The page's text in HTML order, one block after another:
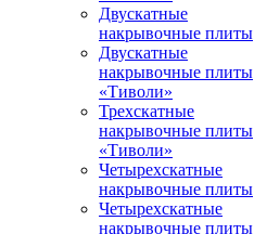
Двускатные
накрывочные плиты
Двускатные
накрывочные плиты
«Тиволи»
Трехскатные
накрывочные плиты
«Тиволи»
Четырехскатные
накрывочные плиты
Четырехскатные
накрывочные плиты